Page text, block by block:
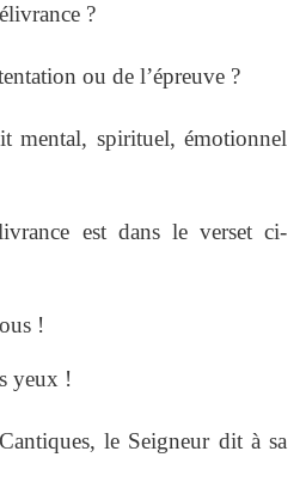
?
ou de l’épreuve ?
mental, spirituel, émotionnel
est dans le verset ci-
!
yeux !
le Seigneur dit à sa